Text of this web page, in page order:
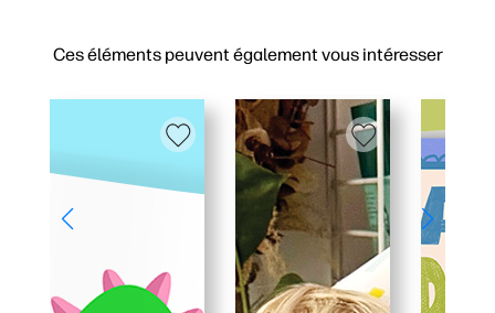
Ces éléments peuvent également vous intéresser